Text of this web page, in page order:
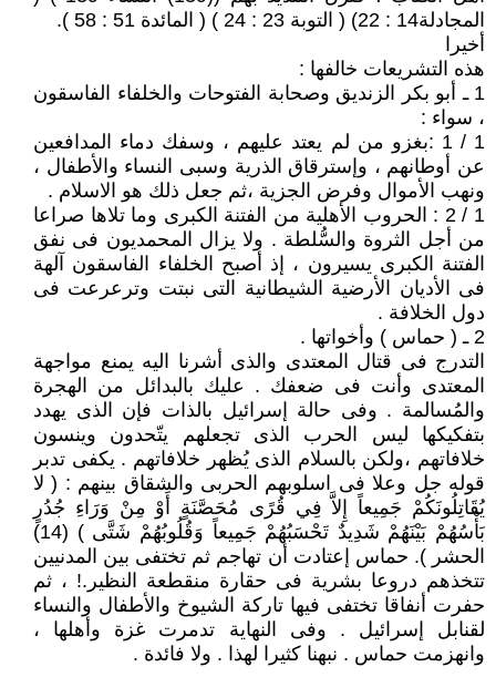
المجادلة14 : 22) ( التوبة 23 : 24 ) ( المائدة 51 : 58 ).
أخيرا
هذه التشريعات خالفها :
1 ـ أبو بكر الزنديق وصحابة الفتوحات والخلفاء الفاسقون
، سواء :
1 / 1 :بغزو من لم يعتد عليهم ، وسفك دماء المدافعين
عن أوطانهم ، وإسترقاق الذرية وسبى النساء والأطفال ،
ونهب الأموال وفرض الجزية ،ثم جعل ذلك هو الاسلام .
1 / 2 : الحروب الأهلية من الفتنة الكبرى وما تلاها صراعا
من أجل الثروة والسُّلطة . ولا يزال المحمديون فى نفق
الفتنة الكبرى يسيرون ، إذ أصبح الخلفاء الفاسقون آلهة
فى الأديان الأرضية الشيطانية التى نبتت وترعرعت فى
دول الخلافة .
2 ـ ( حماس ) وأخواتها .
التدرج فى قتال المعتدى والذى أشرنا اليه يمنع مواجهة
المعتدى وأنت فى ضعفك . عليك بالبدائل من الهجرة
والمُسالمة . وفى حالة إسرائيل بالذات فإن الذى يهدد
بتفكيكها ليس الحرب الذى تجعلهم يتّحدون وينسون
خلافاتهم ،ولكن بالسلام الذى يُظهر خلافاتهم . يكفى تدبر
قوله جل وعلا فى اسلوبهم الحربى والشقاق بينهم : ( لا
يُقَاتِلُونَكُمْ جَمِيعاً إِلاَّ فِي قُرًى مُحَصَّنَةٍ أَوْ مِنْ وَرَاءِ جُدُرٍ
بَأْسُهُمْ بَيْنَهُمْ شَدِيدٌ تَحْسَبُهُمْ جَمِيعاً وَقُلُوبُهُمْ شَتَّى ) (14)
الحشر ). حماس إعتادت أن تهاجم ثم تختفى بين المدنيين
تتخذهم دروعا بشرية فى حقارة منقطعة النظير.! ، ثم
حفرت أنفاقا تختفى فيها تاركة الشيوخ والأطفال والنساء
لقنابل إسرائيل . وفى النهاية تدمرت غزة وأهلها ،
وانهزمت حماس . نبهنا كثيرا لهذا . ولا فائدة .